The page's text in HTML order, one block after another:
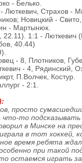
- Белько.
Страхов -
Новицкий -
- Мартынюк.
1:1 - Люткевич
40.44)
- 8, Плотников,
- 4, Рядинский,
П.Волчек, Костур.
- 2:1.
просто
то
в Минске на
в тот хоккей,
время ребята
при такой
остаемся играть